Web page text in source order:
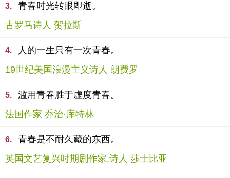
3.
青春时光转眼即逝。
古罗马诗人 贺拉斯
4.
人的一生只有一次青春。
19世纪美国浪漫主义诗人 朗费罗
5.
滥用青春胜于虚度青春。
法国作家 乔治·库特林
6.
青春是不耐久藏的东西。
英国文艺复兴时期剧作家,诗人 莎士比亚